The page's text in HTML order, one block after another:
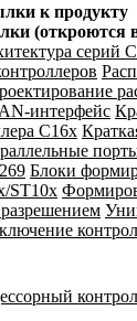
к продукту
(откроются
серий
интерфейс
C16x
Блоки
ST10x